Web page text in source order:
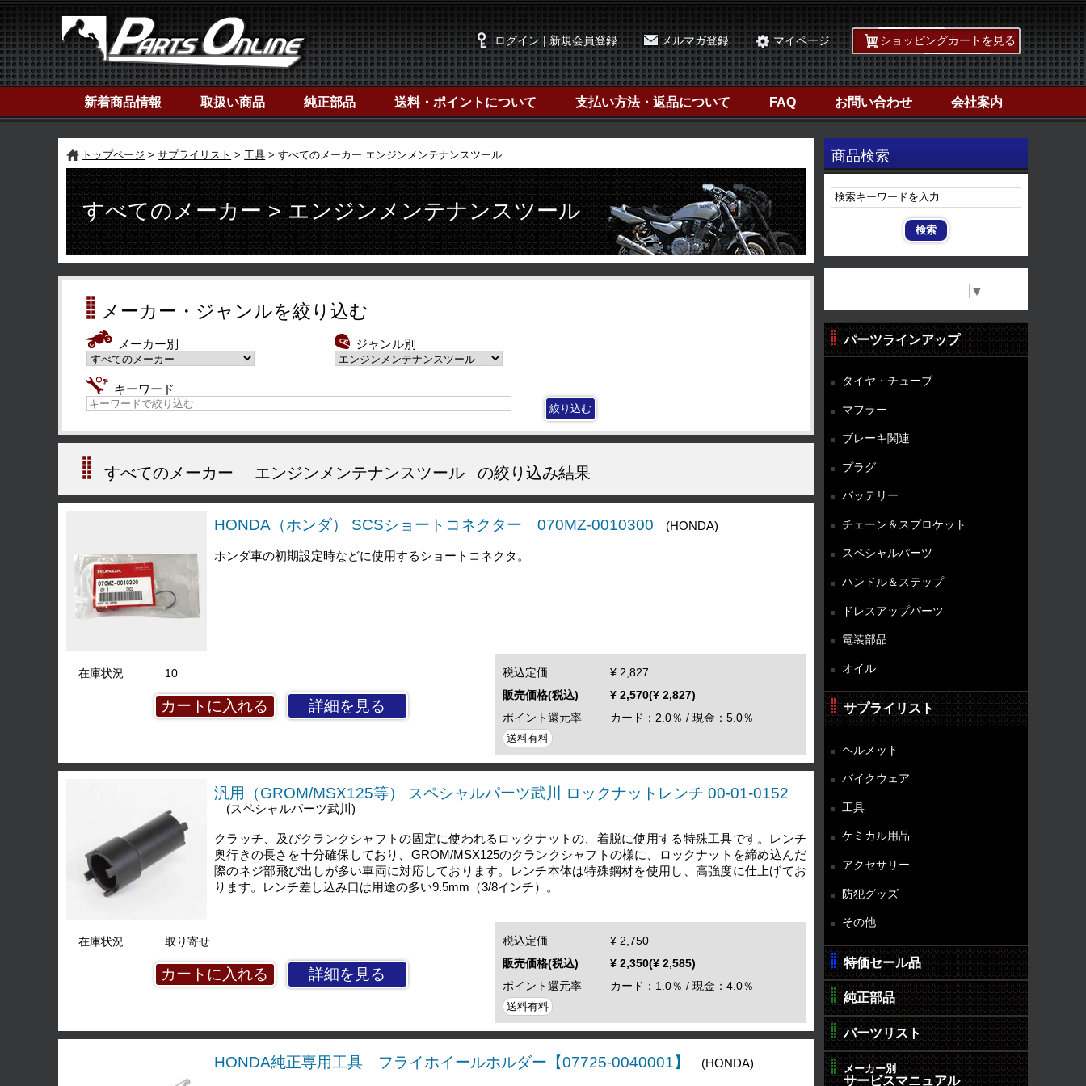
ログイン | 新規会員登録 メルマガ登録 マイページ ショッピングカートを見る
新着商品情報 取扱い商品 純正部品 送料・ポイントについて 支払い方法・返品について FAQ お問い合わせ 会社案内
商品検索
▼
トップページ サプライリスト 工具 すべてのメーカー エンジンメンテナンスツール
すべてのメーカー > エンジンメンテナンスツール
メーカー・ジャンルを絞り込む
メーカー別 ジャンル別
キーワード
すべてのメーカー エンジンメンテナンスツール の絞り込み結果
HONDA（ホンダ） SCSショートコネクター 070MZ-0010300 (HONDA)
ホンダ車の初期設定時などに使用するショートコネクタ。
在庫状況 10
詳細を見る
税込定価
¥ 2,827
販売価格(税込)
¥ 2,570(¥ 2,827)
ポイント還元率
カード：2.0％ / 現金：5.0％
送料有料
汎用（GROM/MSX125等） スペシャルパーツ武川 ロックナットレンチ 00-01-0152
(スペシャルパーツ武川)
クラッチ、及びクランクシャフトの固定に使われるロックナットの、着脱に使用する特殊工具です。レンチ
奥行きの長さを十分確保しており、GROM/MSX125のクランクシャフトの様に、ロックナットを締め込んだ
際のネジ部飛び出しが多い車両に対応しております。レンチ本体は特殊鋼材を使用し、高強度に仕上げてお
ります。レンチ差し込み口は用途の多い9.5mm（3/8インチ）。
在庫状況 取り寄せ
詳細を見る
税込定価
¥ 2,750
販売価格(税込)
¥ 2,350(¥ 2,585)
ポイント還元率
カード：1.0％ / 現金：4.0％
送料有料
HONDA純正専用工具 フライホイールホルダー【07725-0040001】 (HONDA)
パーツラインアップ
タイヤ・チューブ
マフラー
ブレーキ関連
プラグ
バッテリー
チェーン＆スプロケット
スペシャルパーツ
ハンドル＆ステップ
ドレスアップパーツ
電装部品
オイル
サプライリスト
ヘルメット
バイクウェア
工具
ケミカル用品
アクセサリー
防犯グッズ
その他
特価セール品
純正部品
パーツリスト
メーカー別
サービスマニュアル